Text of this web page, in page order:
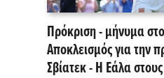
Πρόκριση - μήνυμα
Αποκλεισμός για την
Σβίατεκ - Η Εάλα